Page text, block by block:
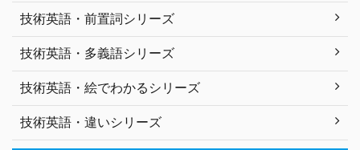
技術英語・前置詞シリーズ
技術英語・多義語シリーズ
技術英語・絵でわかるシリーズ
技術英語・違いシリーズ